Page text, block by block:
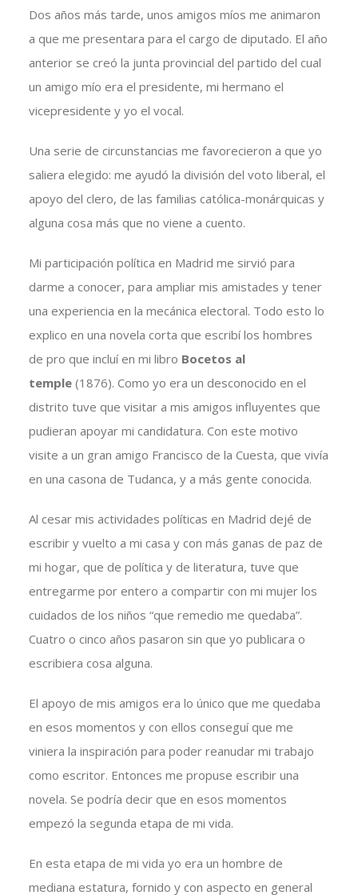
Dos años más tarde, unos amigos míos me animaron
a que me presentara para el cargo de diputado. El año
anterior se creó la junta provincial del partido del cual
un amigo mío era el presidente, mi hermano el
vicepresidente y yo el vocal.
Una serie de circunstancias me favorecieron a que yo
saliera elegido: me ayudó la división del voto liberal, el
apoyo del clero, de las familias católica-monárquicas y
alguna cosa más que no viene a cuento.
Mi participación política en Madrid me sirvió para
darme a conocer, para ampliar mis amistades y tener
una experiencia en la mecánica electoral. Todo esto lo
explico en una novela corta que escribí los hombres
de pro que incluí en mi libro Bocetos al
temple(1876). Como yo era un desconocido en el
distrito tuve que visitar a mis amigos influyentes que
pudieran apoyar mi candidatura. Con este motivo
visite a un gran amigo Francisco de la Cuesta, que vivía
en una casona de Tudanca, y a más gente conocida.
Al cesar mis actividades políticas en Madrid dejé de
escribir y vuelto a mi casa y con más ganas de paz de
mi hogar, que de política y de literatura, tuve que
entregarme por entero a compartir con mi mujer los
cuidados de los niños “que remedio me quedaba”.
Cuatro o cinco años pasaron sin que yo publicara o
escribiera cosa alguna.
El apoyo de mis amigos era lo único que me quedaba
en esos momentos y con ellos conseguí que me
viniera la inspiración para poder reanudar mi trabajo
como escritor. Entonces me propuse escribir una
novela. Se podría decir que en esos momentos
empezó la segunda etapa de mi vida.
En esta etapa de mi vida yo era un hombre de
mediana estatura, fornido y con aspecto en general